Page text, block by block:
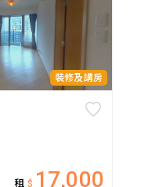
裝修及講房
租 $ 17,000